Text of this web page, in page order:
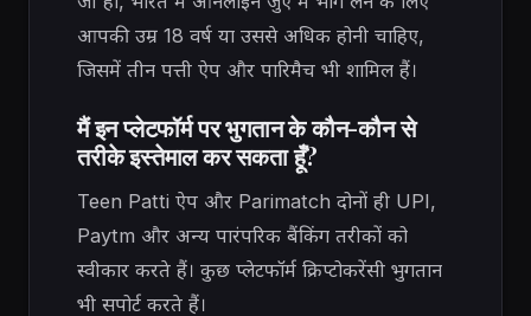
आपकी उम्र 18 वर्ष या उससे अधिक होनी चाहिए,
जिसमें तीन पत्ती ऐप और पारिमैच भी शामिल हैं।
मैं इन प्लेटफॉर्म पर भुगतान के कौन-कौन से
तरीके इस्तेमाल कर सकता हूँ?
Teen Patti ऐप और Parimatch दोनों ही UPI,
Paytm और अन्य पारंपरिक बैंकिंग तरीकों को
स्वीकार करते हैं। कुछ प्लेटफॉर्म क्रिप्टोकरेंसी भुगतान
भी सपोर्ट करते हैं।